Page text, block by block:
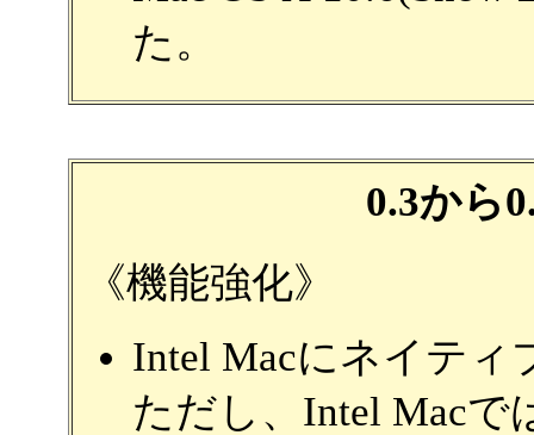
た。
0.3から
《機能強化》
Intel Macにネイティ
ただし、Intel Macで